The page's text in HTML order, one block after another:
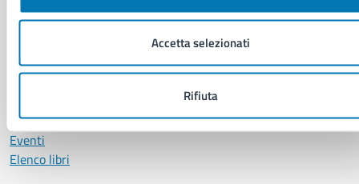
Accetta selezionati
Rifiuta
Comunicati stampa della Giunta Comunale
Comunicati stampa del Consiglio Comunale
Luoghi
Eventi
Elenco libri